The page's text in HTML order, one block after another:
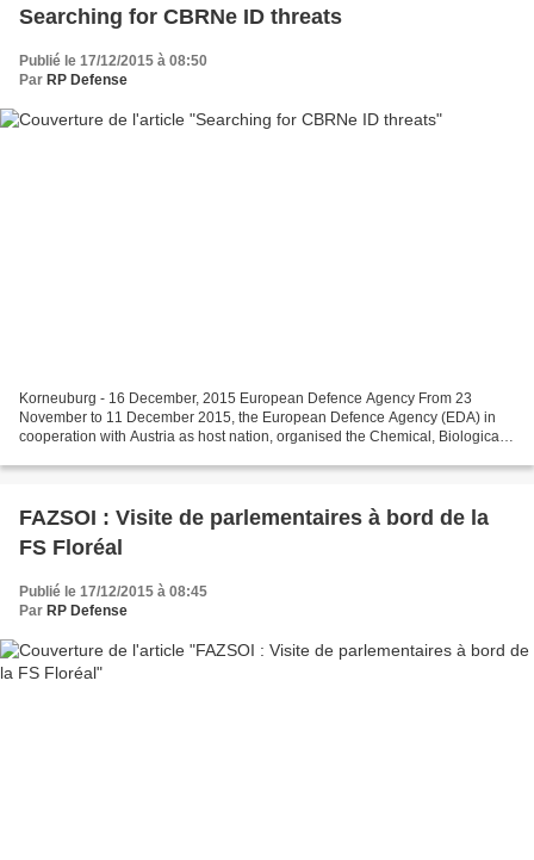
Searching for CBRNe ID threats
Publié le 17/12/2015 à 08:50
Par RP Defense
Korneuburg - 16 December, 2015 European Defence Agency From 23
November to 11 December 2015, the European Defence Agency (EDA) in
cooperation with Austria as host nation, organised the Chemical, Biological,
FAZSOI : Visite de parlementaires à bord de la
FS Floréal
Publié le 17/12/2015 à 08:45
Par RP Defense